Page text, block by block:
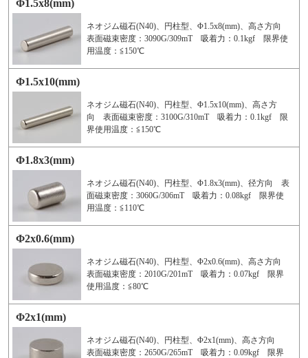
Φ1.5x8(mm)
ネオジム磁石(N40)、円柱型、Φ1.5x8(mm)、高さ方向
表面磁束密度：3090G/309mT 吸着力：0.1kgf 限界使
用温度：≦150℃
Φ1.5x10(mm)
ネオジム磁石(N40)、円柱型、Φ1.5x10(mm)、高さ方
向 表面磁束密度：3100G/310mT 吸着力：0.1kgf 限
界使用温度：≦150℃
Φ1.8x3(mm)
ネオジム磁石(N40)、円柱型、Φ1.8x3(mm)、径方向 表
面磁束密度：3060G/306mT 吸着力：0.08kgf 限界使
用温度：≦110℃
Φ2x0.6(mm)
ネオジム磁石(N40)、円柱型、Φ2x0.6(mm)、高さ方向
表面磁束密度：2010G/201mT 吸着力：0.07kgf 限界
使用温度：≦80℃
Φ2x1(mm)
ネオジム磁石(N40)、円柱型、Φ2x1(mm)、高さ方向
表面磁束密度：2650G/265mT 吸着力：0.09kgf 限界